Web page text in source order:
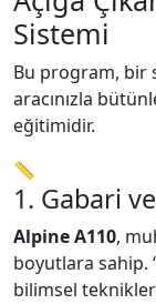
Sistemi
Bu program, bir
aracınızla
eğitimidir.
📏
1. Gabari
Alpine A110,
boyutlara sahip.
bilimsel